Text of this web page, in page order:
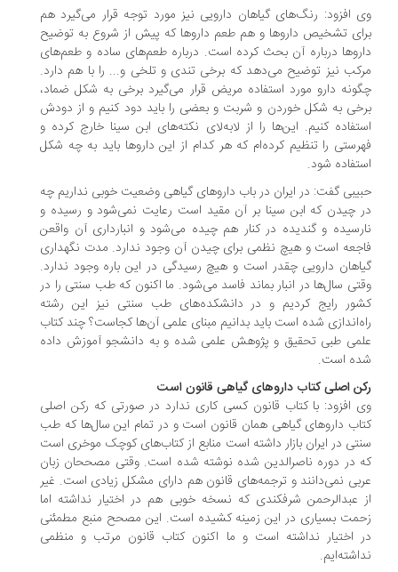
افزود: رنگ‌های گیاهان دارویی نیز مورد توجه قرار می‌گیرد هم
تشخیص داروها و هم طعم داروها که پیش از شروع به توضیح
درباره آن بحث کرده است. درباره طعم‌های ساده و طعم‌های
نیز توضیح می‌دهد که برخی تندی و تلخی و... را با هم دارد.
دارو مورد استفاده مریض قرار می‌گیرد برخی به شکل ضماد،
به شکل خوردن و شربت و بعضی را باید دود کنیم و از دودش
کنیم. این‌ها را از لابه‌لای نکته‌های ابن سینا خارج کرده‌ و
را تنظیم کرده‌ام که هر کدام از این داروها باید به چه شکل
شود.
گفت: در ایران در باب داروهای گیاهی وضعیت خوبی نداریم چه
چیدن که ابن سینا بر آن مقید است رعایت نمی‌شود و رسیده و
و گندیده در کنار هم چیده می‌شود و انبارداری آن واقعن
است و هیچ نظمی برای چیدن آن وجود ندارد. مدت نگهداری
دارویی چقدر است و هیچ رسیدگی در این باره وجود ندارد.
سال‌ها در انبار بماند فاسد می‌شود. ما اکنون که طب سنتی را در
رایج کردیم و در دانشکده‌های طب سنتی نیز این رشته
شده است باید بدانیم مبنای علمی آن‌ها کجاست؟ چند کتاب
طبی تحقیق و پژوهش علمی شده و به دانشجو آموزش داده
است.
اصلی کتاب داروهای گیاهی قانون است
افزود: با کتاب قانون کسی کاری ندارد در صورتی که رکن اصلی
داروهای گیاهی همان قانون است و در تمام این سال‌ها که طب
در ایران بازار داشته است منابع از کتاب‌های کوچک موخری است
در دوره ناصرالدین شده نوشته شده است. وقتی مصححان زبان
نمی‌دانند و ترجمه‌های قانون هم دارای مشکل زیادی است. غیر
عبدالرحمن شرفکندی که نسخه خوبی هم در اختیار نداشته اما
بسیاری در این زمینه کشیده است. این مصحح منبع مطمئنی
اختیار نداشته است و ما اکنون کتاب قانون مرتب و منظمی